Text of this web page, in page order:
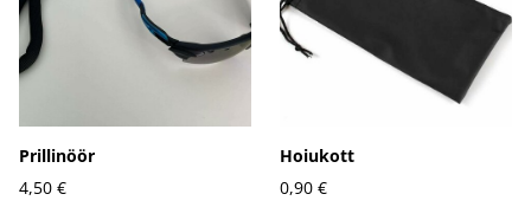
Prillinöör
4,50 €
Hoiukott
0,90 €